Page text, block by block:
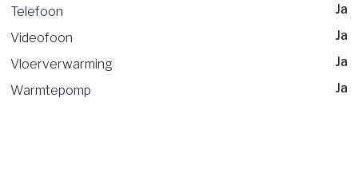
Telefoon
Ja
Videofoon
Ja
Vloerverwarming
Ja
Warmtepomp
Ja